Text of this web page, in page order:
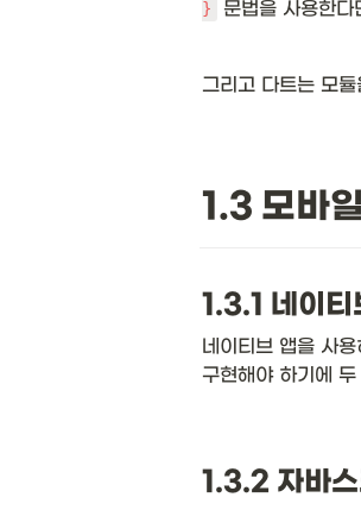
} 문법을 사용한
그리고 다트는 모
1.3 모바
1.3.1 네이
네이티브 앱을 사
구현해야 하기에
1.3.2 자바